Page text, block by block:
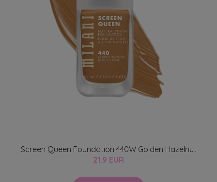
Screen Queen Foundation 440W Golden Hazelnut
21.9 EUR